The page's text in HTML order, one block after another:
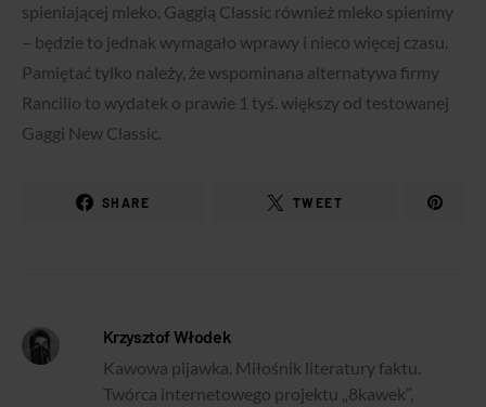
spieniającej mleko. Gaggią Classic również mleko spienimy
– będzie to jednak wymagało wprawy i nieco więcej czasu.
Pamiętać tylko należy, że wspominana alternatywa firmy
Rancilio to wydatek o prawie 1 tyś. większy od testowanej
Gaggi New Classic.
SHARE TWEET
Krzysztof Włodek
Kawowa pijawka. Miłośnik literatury faktu.
Twórca internetowego projektu „8kawek”,